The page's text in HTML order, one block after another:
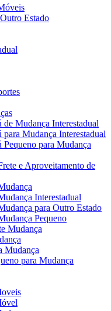
Estado
Mudança Interestadual
Mudança Interestadual
para Mudança
e Aproveitamento de
Interestadual
para Outro Estado
Pequeno
Mudança
Mudança
para Mudança